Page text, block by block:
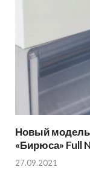
Новый
«Бирюса» Full
27.09.2021